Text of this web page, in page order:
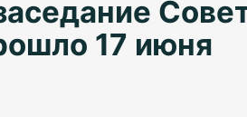
17 июня